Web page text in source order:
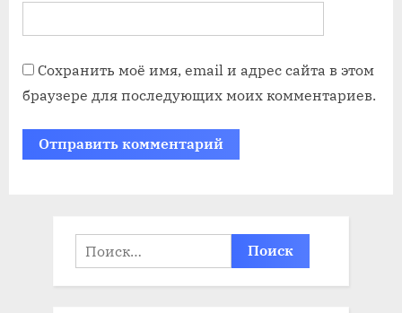
Сохранить моё имя, email и адрес сайта в этом
браузере для последующих моих комментариев.
Найти: